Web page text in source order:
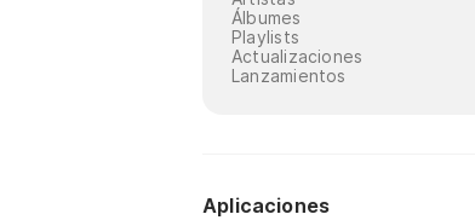
Álbumes
Playlists
Actualizaciones
Lanzamientos
Aplicaciones